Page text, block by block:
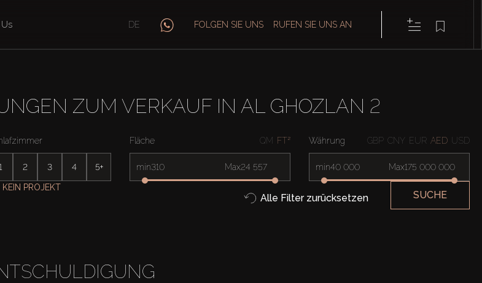
DE FOLGEN SIE UNS RUFEN SIE UNS AN
ZUM VERKAUF IN AL GHOZLAN 2
2 3 4 5+
Fläche QM FT²
min Max
Währung GBP CNY EUR AED USD
min Max
KEIN PROJEKT
Alle Filter zurücksetzen SUCHE